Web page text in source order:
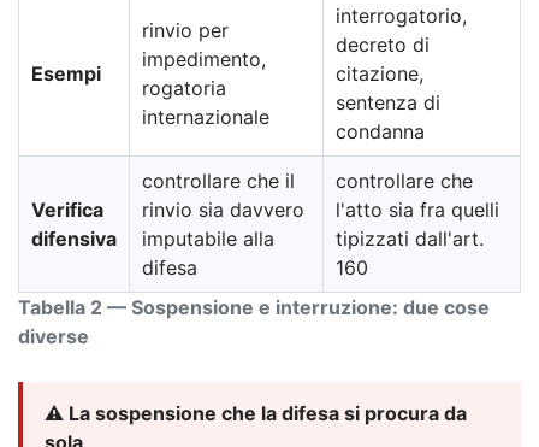
Tabella 2 — Sospensione e interruzione: due cose
diverse
Esempi
rinvio per
impedimento,
rogatoria
internazionale
interrogatorio,
decreto di
citazione,
sentenza di
condanna
Verifica
difensiva
controllare che il
rinvio sia davvero
imputabile alla
difesa
controllare che
l'atto sia fra quelli
tipizzati dall'art.
160
⚠️ La sospensione che la difesa si procura da
sola